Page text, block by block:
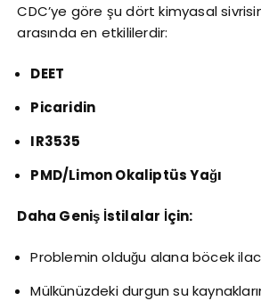
CDC’ye göre şu dört kimyasal
arasında en etkililerdir:
DEET
Picaridin
IR3535
PMD/Limon Okaliptüs Yağı
Daha Geniş İstilalar İçin:
Problemin olduğu alana böcek
Mülkünüzdeki durgun su